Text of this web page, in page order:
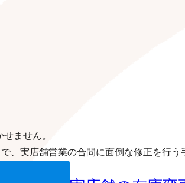
ません。
、実店舗営業の合間に面倒な修正を行う